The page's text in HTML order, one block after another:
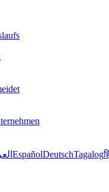
EspañolDeutschTagalog